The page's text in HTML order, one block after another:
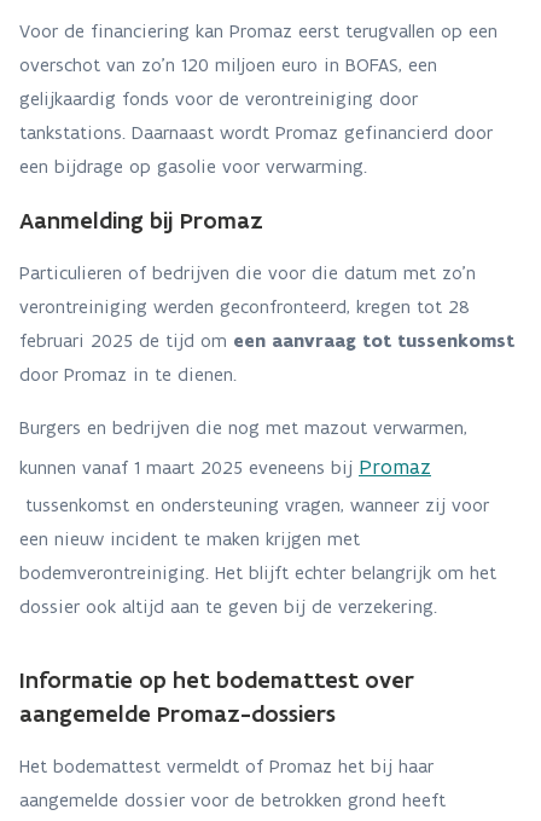
Voor de financiering kan Promaz eerst terugvallen op een
overschot van zo'n 120 miljoen euro in BOFAS, een
gelijkaardig fonds voor de verontreiniging door
tankstations. Daarnaast wordt Promaz gefinancierd door
een bijdrage op gasolie voor verwarming.
Aanmelding bij Promaz
Particulieren of bedrijven die voor die datum met zo'n
verontreiniging werden geconfronteerd, kregen tot 28
februari 2025 de tijd om een aanvraag tot tussenkomst
door Promaz in te dienen.
Burgers en bedrijven die nog met mazout verwarmen,
kunnen vanaf 1 maart 2025 eveneens bij Promaz
tussenkomst en ondersteuning vragen, wanneer zij voor
een nieuw incident te maken krijgen met
bodemverontreiniging. Het blijft echter belangrijk om het
dossier ook altijd aan te geven bij de verzekering.
Informatie op het bodemattest over
aangemelde Promaz-dossiers
Het bodemattest vermeldt of Promaz het bij haar
aangemelde dossier voor de betrokken grond heeft